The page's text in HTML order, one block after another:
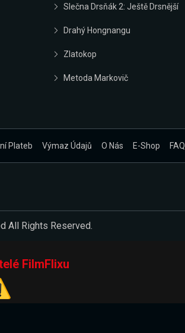
Slečna Drsňák 2: Ještě Drsnější
Drahý Hongnangu
Zlatokop
Metoda Markovič
Plateb Výmaz Údajů O Nás E-Shop FAQ
All Rights Reserved.
FilmFlixu